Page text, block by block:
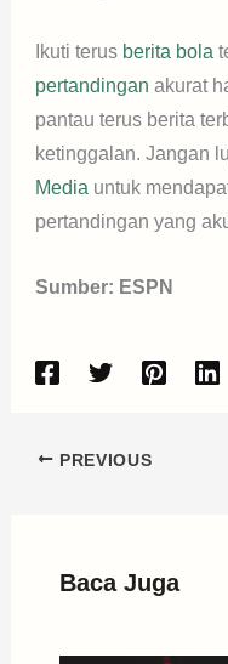
Ikuti terus berita bola
pertandingan akurat
pantau terus berita
ketinggalan. Jangan
Media untuk
pertandingan yang
Sumber: ESPN
PREVIOUS
Baca Juga